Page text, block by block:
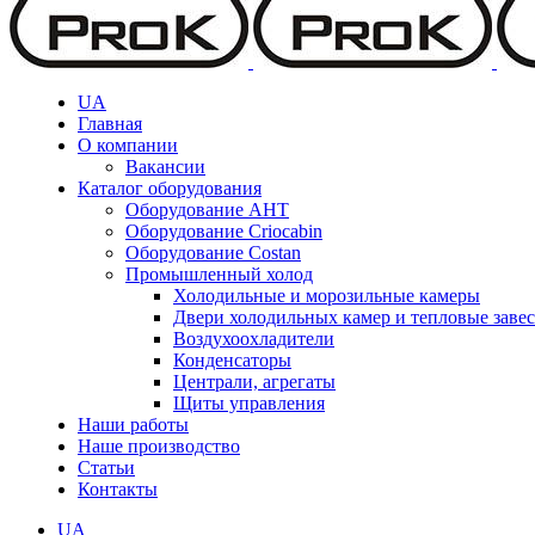
UA
Главная
О компании
Вакансии
Каталог оборудования
Оборудование AHT
Оборудование Criocabin
Оборудование Costan
Промышленный холод
Холодильные и морозильные камеры
Двери холодильных камер и тепловые
Воздухоохладители
Конденсаторы
Централи, агрегаты
Щиты управления
Наши работы
Наше производство
Статьи
Контакты
UA